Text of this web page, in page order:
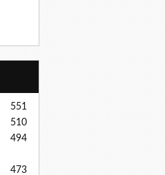
551
510
494
473